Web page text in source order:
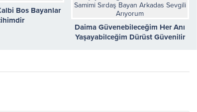
Bos Bayanlar
Daima Güvenebileceğim Her Anı
Yaşayabilceğim Dürüst Güvenilir